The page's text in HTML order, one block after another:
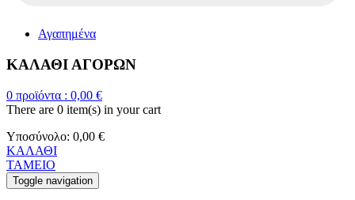
Αγαπημένα
ΚΑΛΑΘΙ ΑΓΟΡΩΝ
0 προϊόντα : 0,00 €
There are 0 item(s) in your cart
Υποσύνολο: 0,00 €
ΚΑΛΑΘΙ
ΤΑΜΕΙΟ
Toggle navigation